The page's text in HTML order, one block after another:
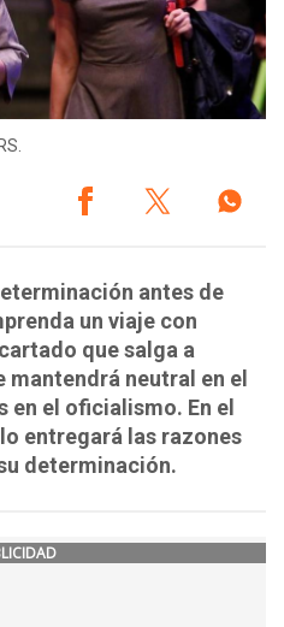
antes de
un viaje con
que salga a
mantendrá neutral en el
el oficialismo. En el
entregará las razones
determinación.